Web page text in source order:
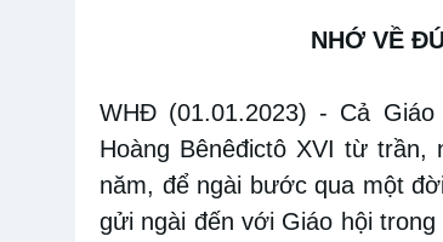
NHỚ VỀ
WHĐ (01.01.2023) - Cả
Hoàng Bênêđictô XVI từ trần,
năm, để ngài bước qua một
gửi ngài đến với Giáo hội